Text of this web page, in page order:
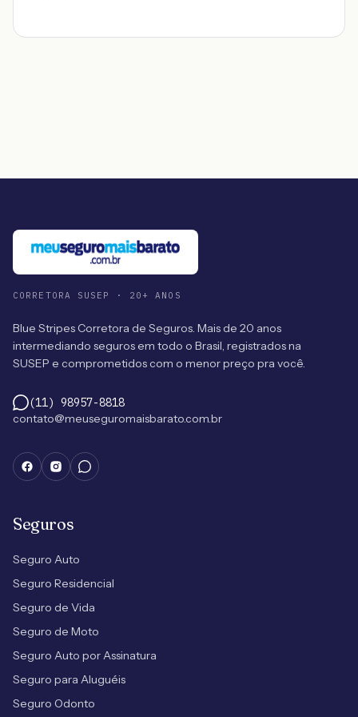
CORRETORA SUSEP · 20+ ANOS
Blue Stripes Corretora de Seguros. Mais de 20 anos
intermediando seguros em todo o Brasil, registrados na
SUSEP e comprometidos com o menor preço pra você.
(11) 98957-8818
contato@meuseguromaisbarato.com.br
Seguros
Seguro Auto
Seguro Residencial
Seguro de Vida
Seguro de Moto
Seguro Auto por Assinatura
Seguro para Aluguéis
Seguro Odonto